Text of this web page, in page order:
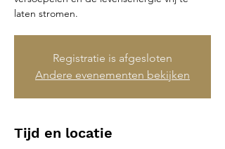
laten stromen.
Registratie is afgesloten
Andere evenementen bekijken
Tijd en locatie